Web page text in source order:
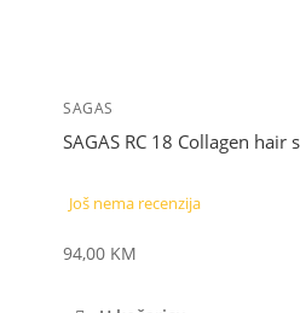
SAGAS
SAGAS RC 18 Collagen
Još nema recenzija
94,00 KM